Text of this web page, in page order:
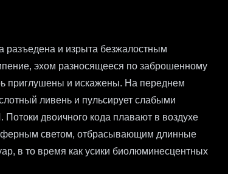
и изрыта безжалостным
эхом разносящееся по заброшенному
приглушены и искажены. На переднем
ливень и пульсирует слабыми
двоичного кода плавают в воздухе
светом, отбрасывающим длинные
в то время как усики биолюминесцентных